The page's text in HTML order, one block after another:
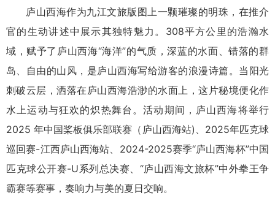
庐山西海作为九江文旅版图上一颗璀璨的明珠，在推介
官的生动讲述中展示其独特魅力。308平方公里的浩瀚水
域，赋予了庐山西海“海洋”的气质，深蓝的水面、错落的群
岛、自由的山风，是庐山西海写给游客的浪漫诗篇。当阳光
刺破云层，洒落在庐山西海浩渺的水面上，这片秘境便化作
水上运动与狂欢的炽热舞台。活动期间，庐山西海将举行
2025 年中国桨板俱乐部联赛（庐山西海站)、2025年匹克球
巡回赛-江西庐山西海站、2024-2025赛季“庐山西海杯”中国
匹克球公开赛-U系列总决赛、“庐山西海文旅杯”中外拳王争
霸赛等赛事，奏响力与美的夏日交响。